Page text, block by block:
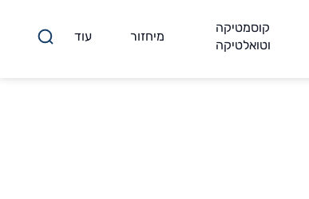
קוסמטיקה
וטואלטיקה
מיחזור עוד